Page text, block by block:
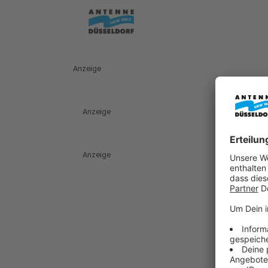
Anzeige
Anzeige
Anzeige